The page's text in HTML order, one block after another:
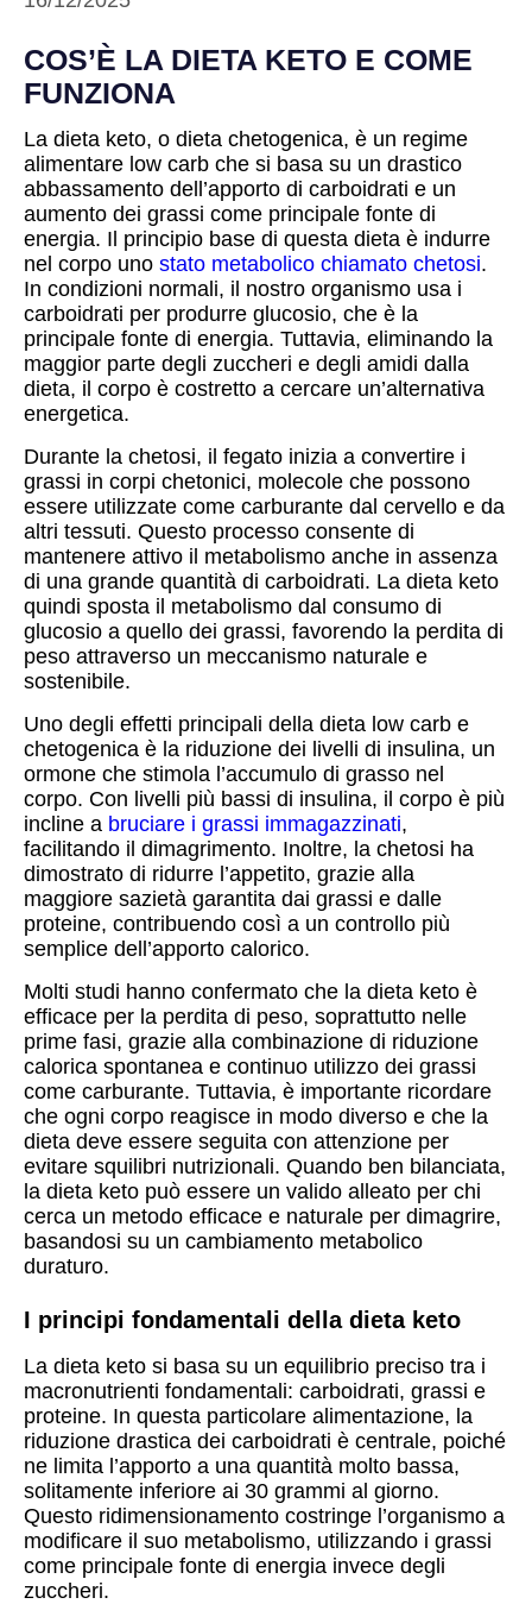
COS’È LA DIETA KETO E COME
FUNZIONA
La dieta keto, o dieta chetogenica, è un regime
alimentare low carb che si basa su un drastico
abbassamento dell’apporto di carboidrati e un
aumento dei grassi come principale fonte di
energia. Il principio base di questa dieta è indurre
nel corpo uno stato metabolico chiamato chetosi.
In condizioni normali, il nostro organismo usa i
carboidrati per produrre glucosio, che è la
principale fonte di energia. Tuttavia, eliminando la
maggior parte degli zuccheri e degli amidi dalla
dieta, il corpo è costretto a cercare un’alternativa
energetica.
Durante la chetosi, il fegato inizia a convertire i
grassi in corpi chetonici, molecole che possono
essere utilizzate come carburante dal cervello e da
altri tessuti. Questo processo consente di
mantenere attivo il metabolismo anche in assenza
di una grande quantità di carboidrati. La dieta keto
quindi sposta il metabolismo dal consumo di
glucosio a quello dei grassi, favorendo la perdita di
peso attraverso un meccanismo naturale e
sostenibile.
Uno degli effetti principali della dieta low carb e
chetogenica è la riduzione dei livelli di insulina, un
ormone che stimola l’accumulo di grasso nel
corpo. Con livelli più bassi di insulina, il corpo è più
incline a bruciare i grassi immagazzinati,
facilitando il dimagrimento. Inoltre, la chetosi ha
dimostrato di ridurre l’appetito, grazie alla
maggiore sazietà garantita dai grassi e dalle
proteine, contribuendo così a un controllo più
semplice dell’apporto calorico.
Molti studi hanno confermato che la dieta keto è
efficace per la perdita di peso, soprattutto nelle
prime fasi, grazie alla combinazione di riduzione
calorica spontanea e continuo utilizzo dei grassi
come carburante. Tuttavia, è importante ricordare
che ogni corpo reagisce in modo diverso e che la
dieta deve essere seguita con attenzione per
evitare squilibri nutrizionali. Quando ben bilanciata,
la dieta keto può essere un valido alleato per chi
cerca un metodo efficace e naturale per dimagrire,
basandosi su un cambiamento metabolico
duraturo.
I principi fondamentali della dieta keto
La dieta keto si basa su un equilibrio preciso tra i
macronutrienti fondamentali: carboidrati, grassi e
proteine. In questa particolare alimentazione, la
riduzione drastica dei carboidrati è centrale, poiché
ne limita l’apporto a una quantità molto bassa,
solitamente inferiore ai 30 grammi al giorno.
Questo ridimensionamento costringe l’organismo a
modificare il suo metabolismo, utilizzando i grassi
come principale fonte di energia invece degli
zuccheri.